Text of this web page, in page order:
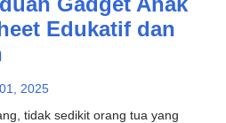
Edukatif dan
2025
tidak sedikit orang tua yang